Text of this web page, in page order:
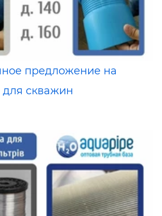
предложение на
скважин